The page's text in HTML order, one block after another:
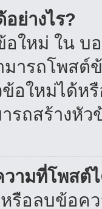
ย่างไร?
ใหม่ ใน บ
มารถโพส
อใหม่ได้ห
รถสร้างหั
ามที่โพสต์ไ
อลบข้อคว